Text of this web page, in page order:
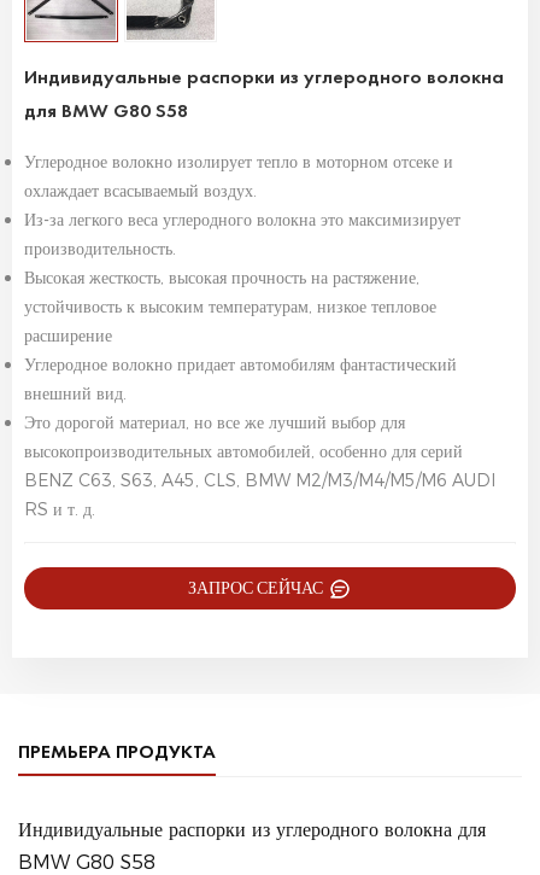
Индивидуальные распорки из углеродного волокна
для BMW G80 S58
Углеродное волокно изолирует тепло в моторном отсеке и
охлаждает всасываемый воздух.
Из-за легкого веса углеродного волокна это максимизирует
производительность.
Высокая жесткость, высокая прочность на растяжение,
устойчивость к высоким температурам, низкое тепловое
расширение
Углеродное волокно придает автомобилям фантастический
внешний вид.
Это дорогой материал, но все же лучший выбор для
высокопроизводительных автомобилей, особенно для серий
BENZ C63, S63, A45, CLS, BMW M2/M3/M4/M5/M6 AUDI
RS и т. д.
ЗАПРОС СЕЙЧАС
ПРЕМЬЕРА ПРОДУКТА
Индивидуальные распорки из углеродного волокна для
BMW G80 S58